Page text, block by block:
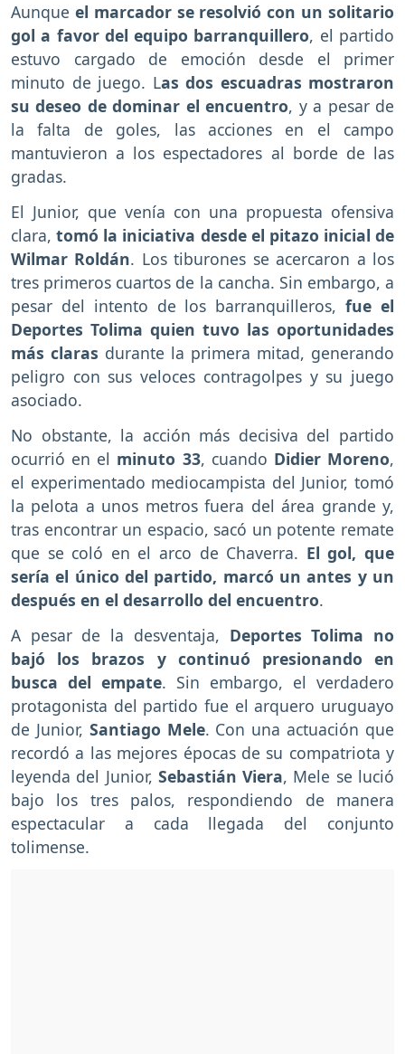
Aunque el marcador se resolvió con un solitario
gol a favor del equipo barranquillero, el partido
estuvo cargado de emoción desde el primer
minuto de juego. Las dos escuadras mostraron
su deseo de dominar el encuentro, y a pesar de
la falta de goles, las acciones en el campo
mantuvieron a los espectadores al borde de las
gradas.
El Junior, que venía con una propuesta ofensiva
clara,tomó la iniciativa desde el pitazo inicial de
Wilmar Roldán. Los tiburones se acercaron a los
tres primeros cuartos de la cancha. Sin embargo, a
pesar del intento de los barranquilleros, fue el
Deportes Tolima quien tuvo las oportunidades
más claras durante la primera mitad, generando
peligro con sus veloces contragolpes y su juego
asociado.
No obstante, la acción más decisiva del partido
ocurrió en el minuto 33, cuando Didier Moreno,
el experimentado mediocampista del Junior, tomó
la pelota a unos metros fuera del área grande y,
tras encontrar un espacio, sacó un potente remate
que se coló en el arco de Chaverra. El gol, que
sería el único del partido, marcó un antes y un
después en el desarrollo del encuentro.
A pesar de la desventaja, Deportes Tolima no
bajó los brazos y continuó presionando en
busca del empate. Sin embargo, el verdadero
protagonista del partido fue el arquero uruguayo
de Junior, Santiago Mele. Con una actuación que
recordó a las mejores épocas de su compatriota y
leyenda del Junior, Sebastián Viera, Mele se lució
bajo los tres palos, respondiendo de manera
espectacular a cada llegada del conjunto
tolimense.